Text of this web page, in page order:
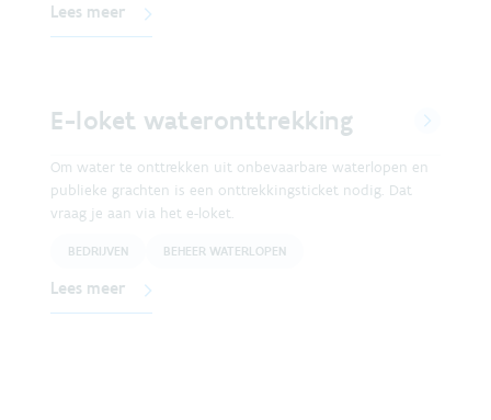
Lees meer
E-loket wateronttrekking
Om water te onttrekken uit onbevaarbare waterlopen en
publieke grachten is een onttrekkingsticket nodig. Dat
vraag je aan via het e-loket.
BEDRIJVEN BEHEER WATERLOPEN
Lees meer